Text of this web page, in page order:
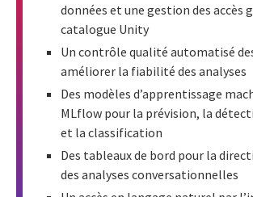
données et une gestion des accès
catalogue Unity
Un contrôle qualité automatisé
améliorer la fiabilité des analyses
Des modèles d’apprentissage
MLflow pour la prévision, la
et la classification
Des tableaux de bord pour la
des analyses conversationnelles